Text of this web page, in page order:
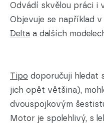
Odvádí skvělou práci i
Objevuje se například v
Delta a dalších
Tipo doporučuji hledat
jich opět většina),
dvouspojkovým
Motor je spolehlivý, s